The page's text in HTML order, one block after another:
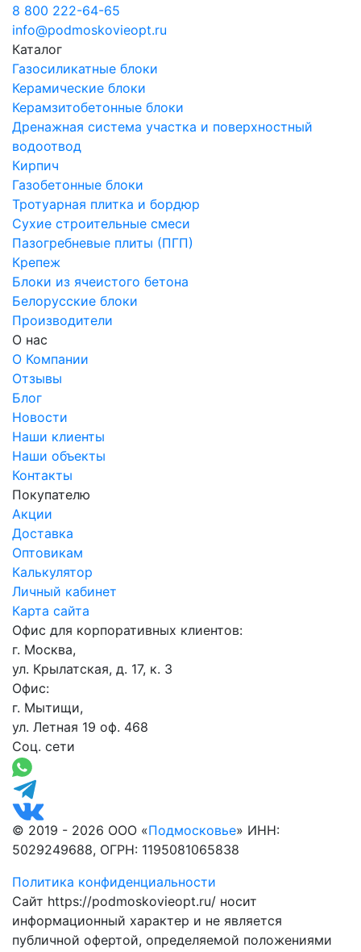
8 800 222-64-65
info@podmoskovieopt.ru
Каталог
Газосиликатные блоки
Керамические блоки
Керамзитобетонные блоки
Дренажная система участка и поверхностный
водоотвод
Кирпич
Газобетонные блоки
Тротуарная плитка и бордюр
Сухие строительные смеси
Пазогребневые плиты (ПГП)
Крепеж
Блоки из ячеистого бетона
Белорусские блоки
Производители
О нас
О Компании
Отзывы
Блог
Новости
Наши клиенты
Наши объекты
Контакты
Покупателю
Акции
Доставка
Оптовикам
Калькулятор
Личный кабинет
Карта сайта
Офис для корпоративных клиентов:
г. Москва,
ул. Крылатская, д. 17, к. 3
Офис:
г. Мытищи,
ул. Летная 19 оф. 468
Соц. сети
© 2019 - 2026 ООО «Подмосковье» ИНН:
5029249688, ОГРН: 1195081065838
Политика конфиденциальности
Сайт https://podmoskovieopt.ru/ носит
информационный характер и не является
публичной офертой, определяемой положениями